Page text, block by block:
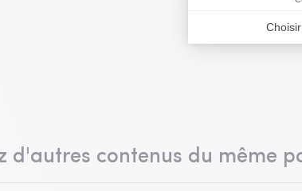
d'autres contenus du même